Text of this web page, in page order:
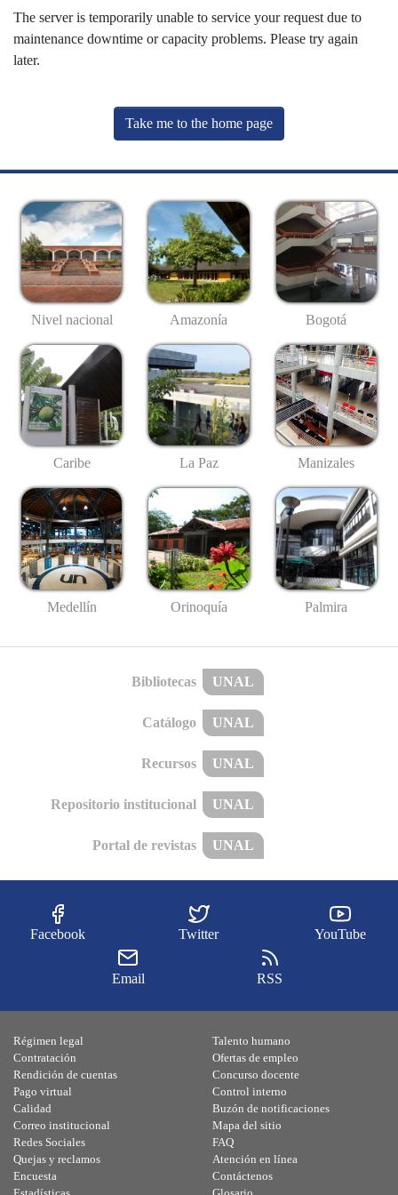
The server is temporarily unable to service your request due to
maintenance downtime or capacity problems. Please try again
later.
Take me to the home page
Nivel nacional Amazonía Bogotá
Caribe La Paz Manizales
Medellín Orinoquía Palmira
Bibliotecas UNAL
Catálogo UNAL
Recursos UNAL
Repositorio institucional UNAL
Portal de revistas UNAL
Facebook Twitter YouTube
Email RSS
Régimen legal
Contratación
Rendición de cuentas
Pago virtual
Calidad
Talento humano
Ofertas de empleo
Concurso docente
Control interno
Buzón de notificaciones
Correo institucional
Redes Sociales
Quejas y reclamos
Encuesta
Mapa del sitio
FAQ
Atención en línea
Contáctenos